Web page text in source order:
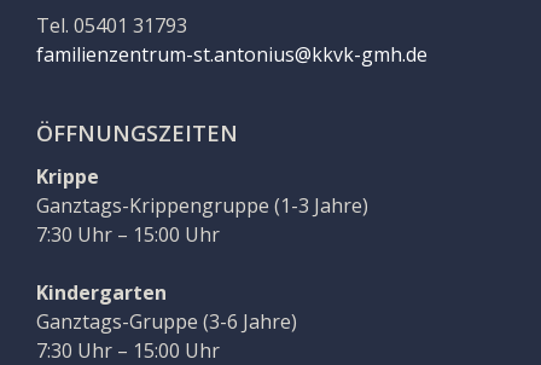
Tel. 05401 31793
familienzentrum-st.antonius@kkvk-gmh.de
ÖFFNUNGSZEITEN
Krippe
Ganztags-Krippengruppe (1-3 Jahre)
7:30 Uhr – 15:00 Uhr
Kindergarten
Ganztags-Gruppe (3-6 Jahre)
7:30 Uhr – 15:00 Uhr